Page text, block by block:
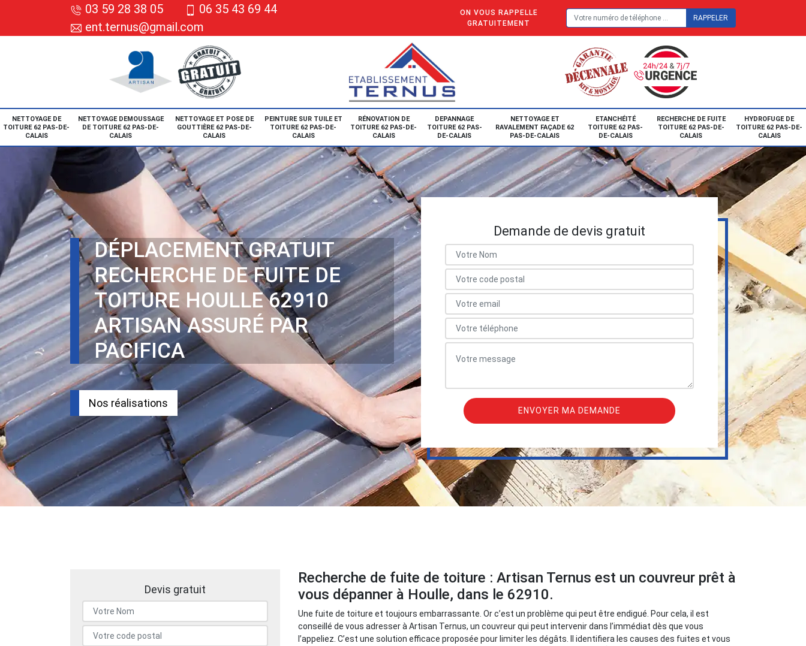
03 59 28 38 05
06 35 43 69 44
ent.ternus@gmail.com
ON VOUS RAPPELLE
GRATUITEMENT
NETTOYAGE DE
TOITURE 62 PAS-DE-
CALAIS
NETTOYAGE DEMOUSSAGE
DE TOITURE 62 PAS-DE-
CALAIS
NETTOYAGE ET POSE DE
GOUTTIÈRE 62 PAS-DE-
CALAIS
PEINTURE SUR TUILE ET
TOITURE 62 PAS-DE-
CALAIS
RÉNOVATION DE
TOITURE 62 PAS-DE-
CALAIS
DEPANNAGE
TOITURE 62 PAS-
DE-CALAIS
NETTOYAGE ET
RAVALEMENT FAÇADE 62
PAS-DE-CALAIS
ETANCHÉITÉ
TOITURE 62 PAS-
DE-CALAIS
RECHERCHE DE FUITE
TOITURE 62 PAS-DE-
CALAIS
HYDROFUGE DE
TOITURE 62 PAS-DE-
CALAIS
DÉPLACEMENT GRATUIT
RECHERCHE DE FUITE DE
TOITURE HOULLE 62910
ARTISAN ASSURÉ PAR
PACIFICA
Nos réalisations
Demande de devis gratuit
Devis gratuit
Recherche de fuite de toiture : Artisan Ternus est un couvreur prêt à
vous dépanner à Houlle, dans le 62910.
Une fuite de toiture et toujours embarrassante. Or c’est un problème qui peut être endigué. Pour cela, il est
conseillé de vous adresser à Artisan Ternus, un couvreur qui peut intervenir dans l’immédiat dès que vous
l’appeliez. C’est une solution efficace proposée pour limiter les dégâts. Il identifiera les causes des fuites et vous